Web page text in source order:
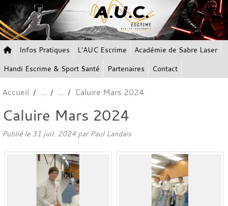
Infos Pratiques L'AUC Escrime
Académie de Sabre Laser
Handi Escrime & Sport Santé
Partenaires Contact
Accueil Caluire Mars 2024
Caluire Mars 2024
Publié le 31 juil. 2024 par Paul Landais
Panneau de gestion des cookies